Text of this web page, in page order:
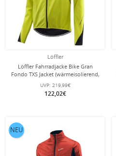
Löffler
Löffler Fahrradjacke Bike Gran
Fondo TXS Jacket (wärmeisolierend,
winddicht, wasserabweisend)
gelb/schwarz Herren
UVP: 219,99€
122,02€
NEU